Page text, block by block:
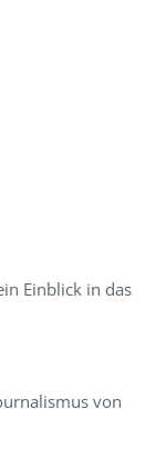
Einblick in das
von